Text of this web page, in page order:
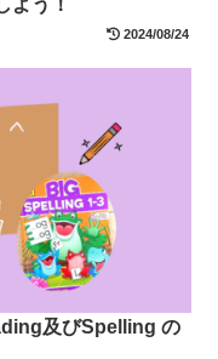
2024/08/24
及びSpelling の